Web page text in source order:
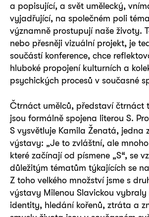
a popisující, a svět umělecký,
vyjadřující, na společném poli
významně prostupují naše životy.
nebo přesněji vizuální projekt, je
součástí konference, chce
hluboké propojení kulturních a
psychických procesů v současné
Čtrnáct umělců, představí čtrnáct
jsou formálně spojena literou S.
S vysvětluje Kamila Ženatá, jedna
výstavy: „Je to zvláštní, ale
které začínají od písmene „S“, se
důležitým tématům týkajících se
Z toho velkého množství jsme s
výstavy Milenou Slavickou vybraly
identity, hledání kořenů, ztráta a